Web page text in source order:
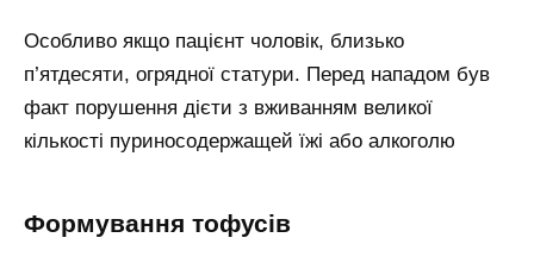
Особливо якщо пацієнт чоловік, близько
п’ятдесяти, огрядної статури. Перед нападом був
факт порушення дієти з вживанням великої
кількості пуриносодержащей їжі або алкоголю
Формування тофусів